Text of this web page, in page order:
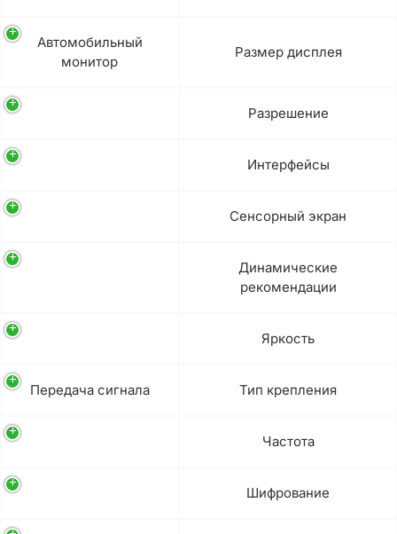
Автомобильный
монитор
Размер дисплея
Разрешение
Интерфейсы
Сенсорный экран
Динамические
рекомендации
Яркость
Передача сигнала Тип крепления
Частота
Шифрование